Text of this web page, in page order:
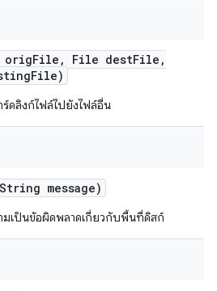
origFile , File destFile ,
File)
ดลิงก์ไฟล์ไปยังไฟล์อื่น
message)
มเป็นข้อผิดพลาดเกี่ยวกับพื้นที่ดิสก์